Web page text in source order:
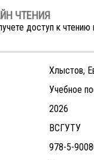
ЧТЕНИЯ
доступ к чтению
Хлыстов,
Учебное
2026
ВСГУТУ
978-5-